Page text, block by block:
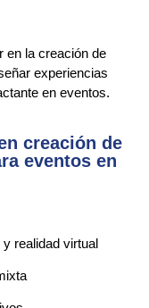
en la creación de
experiencias
en eventos.
creación de
eventos en
realidad virtual